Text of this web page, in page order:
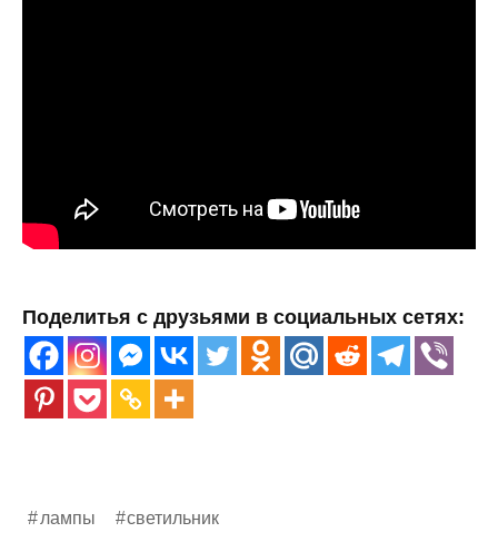
Поделитья с друзьями в социальных сетях:
лампы светильник